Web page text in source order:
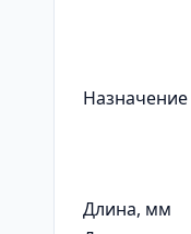
Назначение
Длина, мм